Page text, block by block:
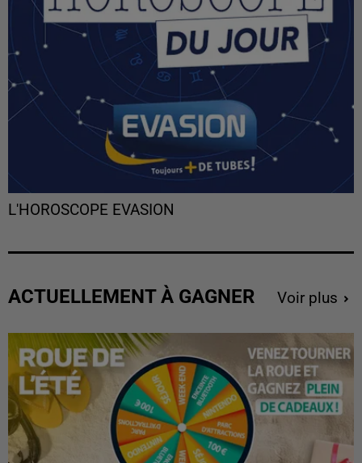
L'HOROSCOPE EVASION
ACTUELLEMENT À GAGNER Voir plus